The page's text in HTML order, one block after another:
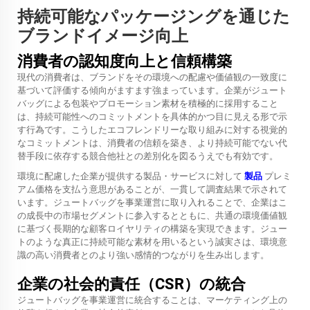
持続可能なパッケージングを通じた
ブランドイメージ向上
消費者の認知度向上と信頼構築
現代の消費者は、ブランドをその環境への配慮や価値観の一致度に
基づいて評価する傾向がますます強まっています。企業がジュート
バッグによる包装やプロモーション素材を積極的に採用すること
は、持続可能性へのコミットメントを具体的かつ目に見える形で示
す行為です。こうしたエコフレンドリーな取り組みに対する視覚的
なコミットメントは、消費者の信頼を築き、より持続可能でない代
替手段に依存する競合他社との差別化を図るうえでも有効です。
環境に配慮した企業が提供する製品・サービスに対して 製品 プレミ
アム価格を支払う意思があることが、一貫して調査結果で示されて
います。ジュートバッグを事業運営に取り入れることで、企業はこ
の成長中の市場セグメントに参入するとともに、共通の環境価値観
に基づく長期的な顧客ロイヤリティの構築を実現できます。ジュー
トのような真正に持続可能な素材を用いるという誠実さは、環境意
識の高い消費者とのより強い感情的つながりを生み出します。
企業の社会的責任（CSR）の統合
ジュートバッグを事業運営に統合することは、マーケティング上の